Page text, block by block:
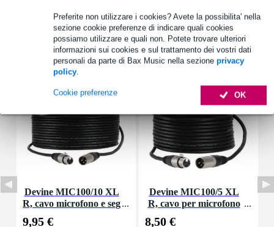
Preferite non utilizzare i cookies? Avete la possibilita' nella
sezione cookie preferenze di indicare quali cookies
possiamo utilizzare e quali non. Potete trovare ulteriori
informazioni sui cookies e sul trattamento dei vostri dati
personali da parte di Bax Music nella sezione privacy
policy.
OK
Cookie preferenze
Specifiche complete
Accessori (28)
Devine MIC100/10 XL
R, cavo microfono e seg
9,95 €
Devine MIC100/5 XL
R, cavo per microfono
8,50 €